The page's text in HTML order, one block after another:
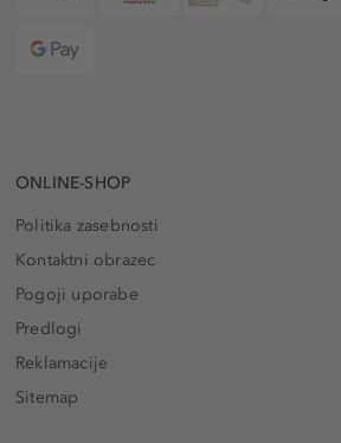
ONLINE-SHOP
Politika zasebnosti
Kontaktni obrazec
Pogoji uporabe
Predlogi
Reklamacije
Sitemap